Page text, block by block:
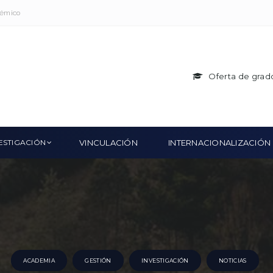
Oferta de
VINCULACIÓN INTERNACIONALIZACIÓN
ACADEMIA GESTIÓN INVESTIGACIÓN NOTICIAS